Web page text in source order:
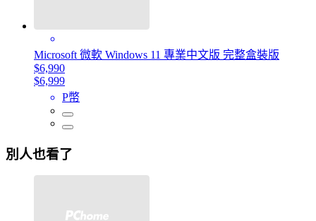
Microsoft 微軟 Windows 11 專業中文版 完整盒裝版
$6,990
$6,999
P幣
別人也看了